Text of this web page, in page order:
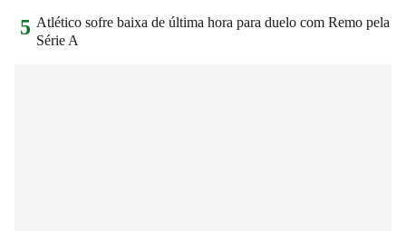
5 Atlético sofre baixa de última hora para duelo com Remo pela
Série A